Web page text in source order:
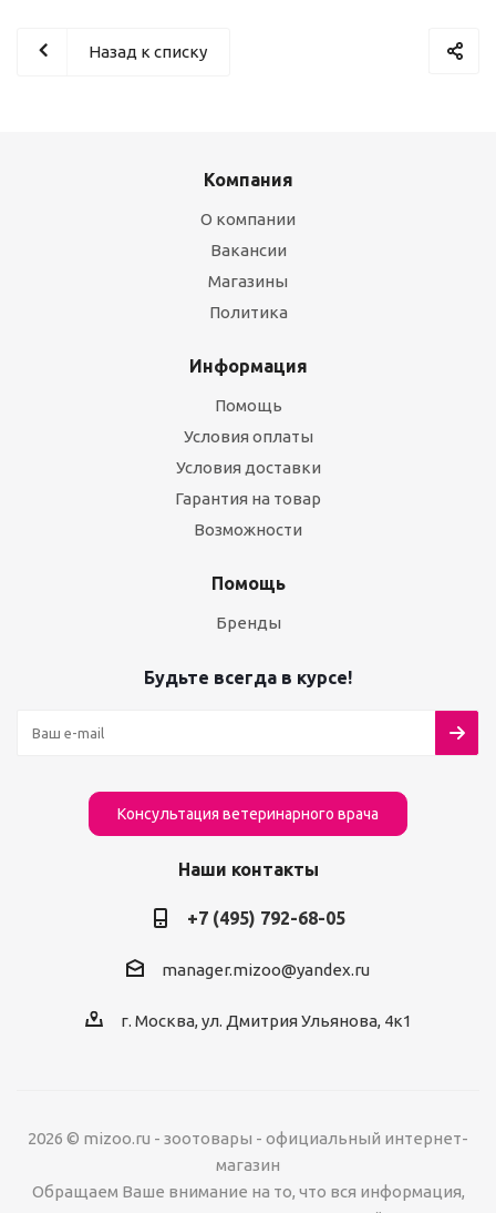
Назад к списку
Компания
О компании
Вакансии
Магазины
Политика
Информация
Помощь
Условия оплаты
Условия доставки
Гарантия на товар
Возможности
Помощь
Бренды
Будьте всегда в курсе!
Консультация ветеринарного врача
Наши контакты
+7 (495) 792-68-05
manager.mizoo@yandex.ru
г. Москва, ул. Дмитрия Ульянова, 4к1
2026 © mizoo.ru - зоотовары - официальный интернет-
магазин
Обращаем Ваше внимание на то, что вся информация,